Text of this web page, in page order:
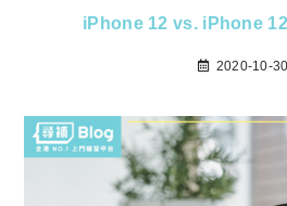
iPhone 12 vs. iPhone
2020-10-30